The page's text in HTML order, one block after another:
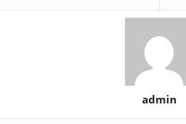
admin